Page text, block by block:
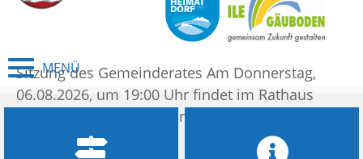
MENÜ
die nächste Sitzung.
Sitzung des Gemeinderates Am Donnerstag,
06.08.2026, um 19:00 Uhr findet im Rathaus
Irlbach am Kirchberg 1 in Irlbach die Sitzung...
weiterlesen